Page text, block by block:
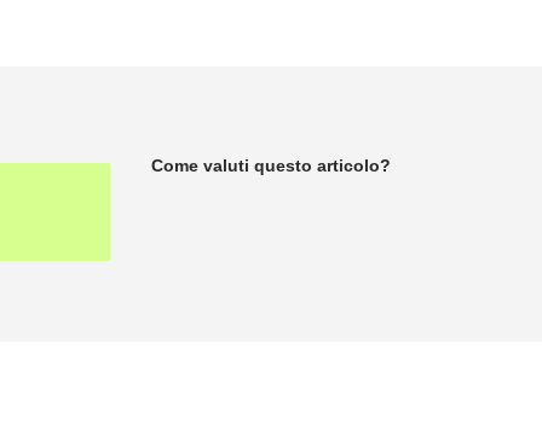
Come valuti questo articolo?